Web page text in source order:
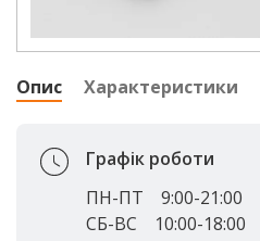
Опис Характеристики
Графік роботи
ПН-ПТ
9:00-21:00
СБ-ВС
10:00-18:00